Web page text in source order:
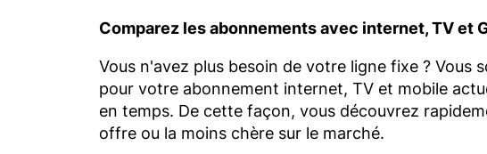
Comparez les abonnements avec internet, TV et
Vous n'avez plus besoin de votre ligne fixe ?
pour votre abonnement internet, TV et mobile
en temps. De cette façon, vous découvrez
offre ou la moins chère sur le marché.